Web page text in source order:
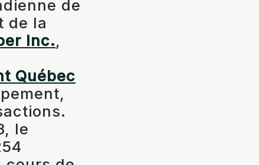
de
de la
Inc.,
Québec
le